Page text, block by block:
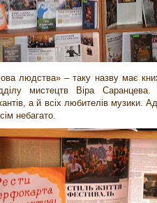
людства» – таку назву має
мистецтв Віра
а й всіх любителів
небагато.